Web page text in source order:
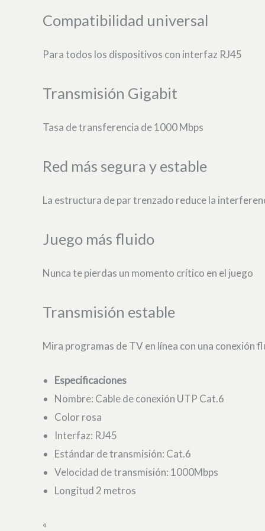
Compatibilidad universal
Para todos los dispositivos con interfaz RJ45
Transmisión Gigabit
Tasa de transferencia de 1000 Mbps
Red más segura y estable
La estructura de par trenzado reduce la
Juego más fluido
Nunca te pierdas un momento crítico en el juego
Transmisión estable
Mira programas de TV en línea con una conexión
Especificaciones
Nombre: Cable de conexión UTP Cat.6
Color rosa
Interfaz: RJ45
Estándar de transmisión: Cat.6
Velocidad de transmisión: 1000Mbps
Longitud 2 metros
«